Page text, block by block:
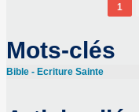
1
Mots-clés
Bible - Ecriture Sainte